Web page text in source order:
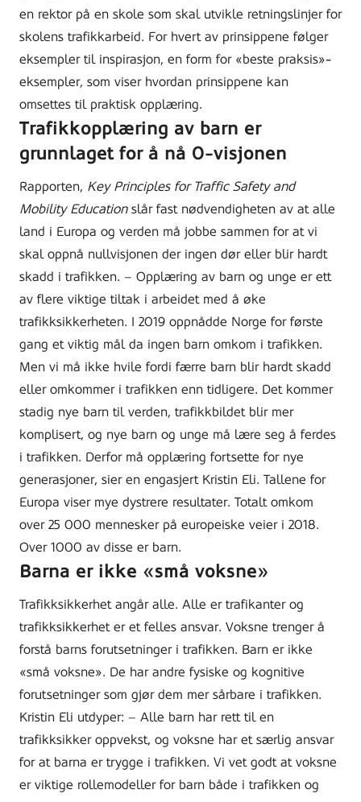
en rektor på en skole som skal utvikle retningslinjer for
skolens trafikkarbeid. For hvert av prinsippene følger
eksempler til inspirasjon, en form for «beste praksis»-
eksempler, som viser hvordan prinsippene kan
omsettes til praktisk opplæring.
Trafikkopplæring av barn er
grunnlaget for å nå 0-visjonen
Rapporten, Key Principles for Traffic Safety and
Mobility Educationslår fast nødvendigheten av at alle
land i Europa og verden må jobbe sammen for at vi
skal oppnå nullvisjonen der ingen dør eller blir hardt
skadd i trafikken. – Opplæring av barn og unge er ett
av flere viktige tiltak i arbeidet med å øke
trafikksikkerheten. I 2019 oppnådde Norge for første
gang et viktig mål da ingen barn omkom i trafikken.
Men vi må ikke hvile fordi færre barn blir hardt skadd
eller omkommer i trafikken enn tidligere. Det kommer
stadig nye barn til verden, trafikkbildet blir mer
komplisert, og nye barn og unge må lære seg å ferdes
i trafikken. Derfor må opplæring fortsette for nye
generasjoner, sier en engasjert Kristin Eli. Tallene for
Europa viser mye dystrere resultater. Totalt omkom
over 25 000 mennesker på europeiske veier i 2018.
Over 1000 av disse er barn.
Barna er ikke «små voksne»
Trafikksikkerhet angår alle. Alle er trafikanter og
trafikksikkerhet er et felles ansvar. Voksne trenger å
forstå barns forutsetninger i trafikken. Barn er ikke
«små voksne». De har andre fysiske og kognitive
forutsetninger som gjør dem mer sårbare i trafikken.
Kristin Eli utdyper: – Alle barn har rett til en
trafikksikker oppvekst, og voksne har et særlig ansvar
for at barna er trygge i trafikken. Vi vet godt at voksne
er viktige rollemodeller for barn både i trafikken og